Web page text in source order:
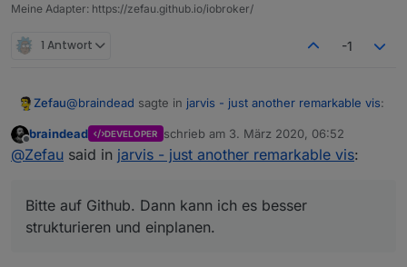
Beispiel: Statistiken (2columns )
Meine Adapter: https://zefau.github.io/iobroker/
1 Antwort -1
Zefau@braindead sagte in jarvis - just another remarkable vis:
Möchtest Du solche Ideen hier im Forum oder
und einplanen.
Offline
braindead DEVELOPER schrieb am 3. März 2020, 06:52
zuletzt editiert von
@Zefau said in jarvis - just another remarkable vis:
Bitte auf Github. Dann kann ich es besser
strukturieren und einplanen.